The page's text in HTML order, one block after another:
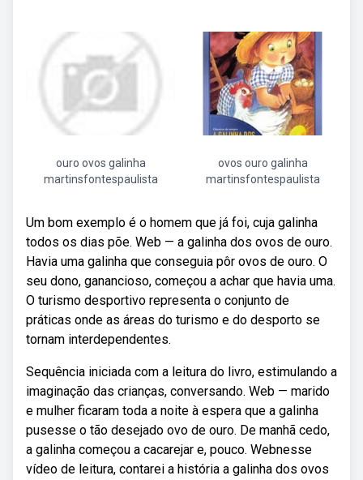
ouro ovos galinha
martinsfontespaulista
ovos ouro galinha
martinsfontespaulista
Um bom exemplo é o homem que já foi, cuja galinha
todos os dias põe. Web — a galinha dos ovos de ouro.
Havia uma galinha que conseguia pôr ovos de ouro. O
seu dono, ganancioso, começou a achar que havia uma.
O turismo desportivo representa o conjunto de
práticas onde as áreas do turismo e do desporto se
tornam interdependentes.
Sequência iniciada com a leitura do livro, estimulando a
imaginação das crianças, conversando. Web — marido
e mulher ficaram toda a noite à espera que a galinha
pusesse o tão desejado ovo de ouro. De manhã cedo,
a galinha começou a cacarejar e, pouco. Webnesse
vídeo de leitura, contarei a história a galinha dos ovos